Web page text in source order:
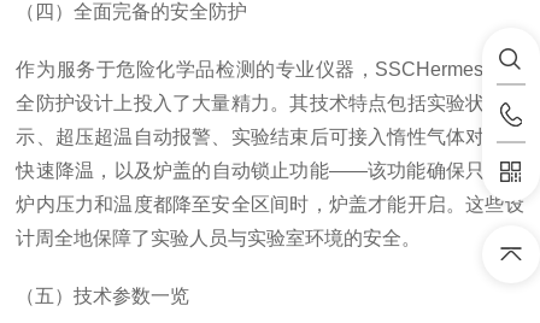
（四）全面完备的安全防护
作为服务于危险化学品检测的专业仪器，SSCHermes在安
全防护设计上投入了大量精力。其技术特点包括实验状态指
示、超压超温自动报警、实验结束后可接入惰性气体对炉体
快速降温，以及炉盖的自动锁止功能——该功能确保只有当
炉内压力和温度都降至安全区间时，炉盖才能开启。这些设
计周全地保障了实验人员与实验室环境的安全。
（五）技术参数一览